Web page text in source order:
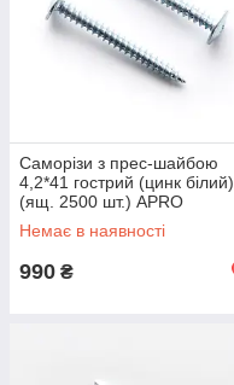
Саморізи з прес-шайбою
4,2*41 гострий (цинк білий)
(ящ. 2500 шт.) APRO
Немає в наявності
990 ₴